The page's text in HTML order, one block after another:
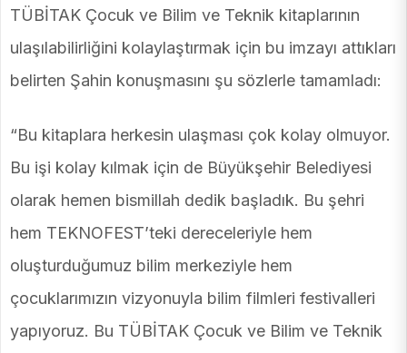
TÜBİTAK Çocuk ve Bilim ve Teknik kitaplarının
ulaşılabilirliğini kolaylaştırmak için bu imzayı attıkları
belirten Şahin konuşmasını şu sözlerle tamamladı:
“Bu kitaplara herkesin ulaşması çok kolay olmuyor.
Bu işi kolay kılmak için de Büyükşehir Belediyesi
olarak hemen bismillah dedik başladık. Bu şehri
hem TEKNOFEST’teki dereceleriyle hem
oluşturduğumuz bilim merkeziyle hem
çocuklarımızın vizyonuyla bilim filmleri festivalleri
yapıyoruz. Bu TÜBİTAK Çocuk ve Bilim ve Teknik